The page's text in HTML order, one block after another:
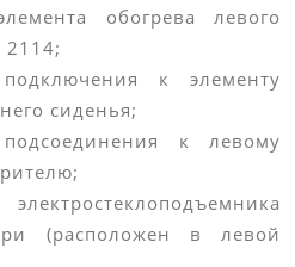
обогрева левого
2114;
к элементу
сиденья;
к левому
(расположен в левой